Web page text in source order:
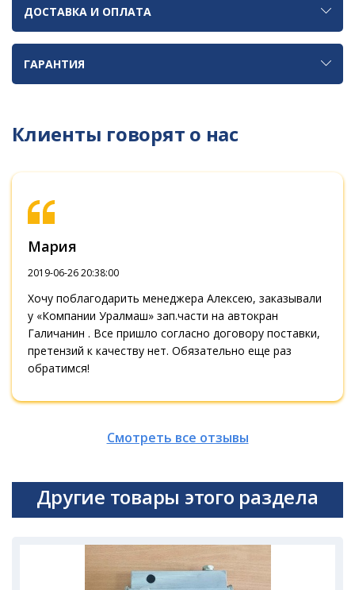
ДОСТАВКА И ОПЛАТА
ГАРАНТИЯ
Клиенты говорят о нас
Мария
2019-06-26 20:38:00
Хочу поблагодарить менеджера Алексею, заказывали
у «Компании Уралмаш» зап.части на автокран
Галичанин . Все пришло согласно договору поставки,
претензий к качеству нет. Обязательно еще раз
обратимся!
Смотреть все отзывы
Другие товары этого раздела